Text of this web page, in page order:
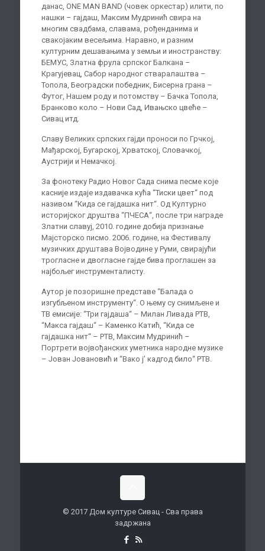
данас, ONE MAN BAND (човек оркестар) илити, по
нашки – гајдаш, Максим Мудринић свира на
многим свадбама, славама, рођенданима и
свакојаким весељима. Наравно, и разним
културним дешавањима у земљи и иностранству:
БЕМУС, Златна фрула српског Балкана –
Крагујевац, Сабор народног стваралаштва –
Топола, Београдски победник, Бисерна грана –
Футог, Нашем роду и потомству – Бачка Топола,
Бранково коло – Нови Сад, Ивањско цвеће –
Сивац итд.
Славу Великих српских гајди проноси по Грчкој,
Мађарској, Бугарској, Хрватској, Словачкој,
Аустрији и Немачкој.
За фонотеку Радио Новог Сада снима песме које
касније издаје издавачка кућа “Тиски цвет“ под
називом “Кида се гајдашка нит“. Од Културно
историјског друштва “ПЧЕСА“, после три награде
Златни славуј, 2010. године добија признање
Мајсторско писмо. 2006. године, на Фестивалу
музичких друштава Војводине у Руми, свирајући
трогласне и двогласне гајде бива проглашен за
најбољег инструменталисту.
Аутор је позоришне представе “Балада о
изгубљеном инструменту“. О њему су снимљене и
ТВ емисије: “Три гајдаша“ – Милан Ливада РТВ,
“Макса гајдаш“ – Каменко Катић, “Кида се
гајдашка нит“ – РТВ, Максим Мудринић –
Портрети војвођанских уметника народне музике
– Јован Јовановић и “Вако ј’ кадгод било“ РТВ.
© 2017 Дом културе Сивац - Сва права
задржана